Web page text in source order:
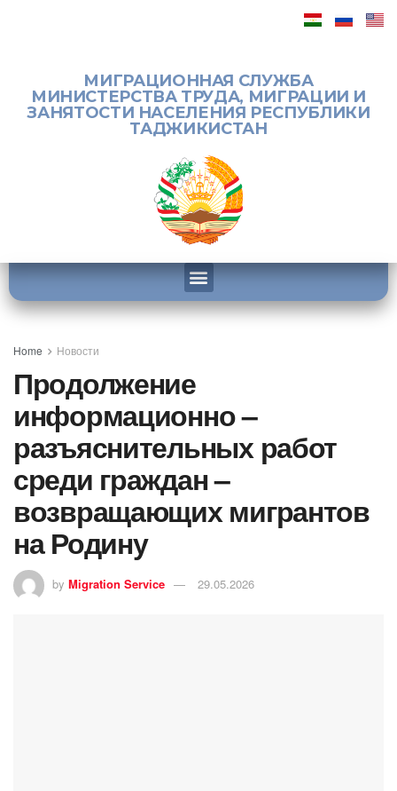
МИГРАЦИОННАЯ СЛУЖБА
МИНИСТЕРСТВА ТРУДА, МИГРАЦИИ И
ЗАНЯТОСТИ НАСЕЛЕНИЯ РЕСПУБЛИКИ
ТАДЖИКИСТАН
Home Новости
Продолжение
информационно –
разъяснительных работ
среди граждан –
возвращающих мигрантов
на Родину
by Migration Service 29.05.2026